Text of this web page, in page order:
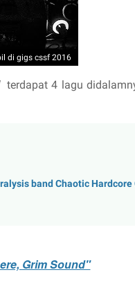
di gigs cssf 2016
terdapat 4 lagu
band Chaotic Hardcore
Grim Sound"